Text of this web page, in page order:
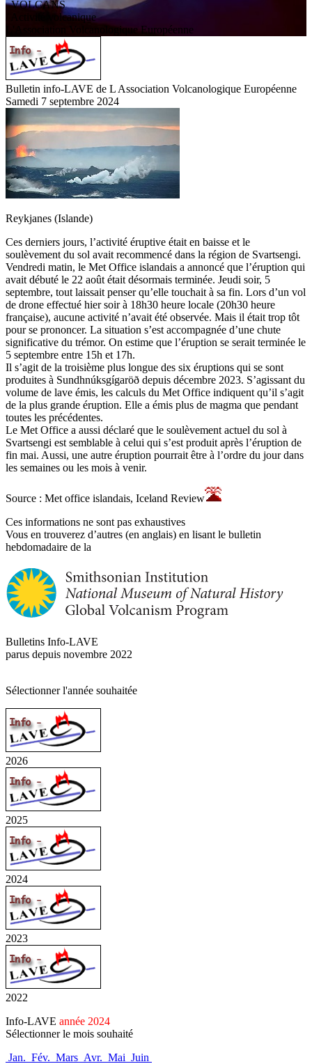
VOLCANS
/ Activité volcanique
ssociation V olcanologiqueEuropéenne
Bulletin info-LAVE de L Association Volcanologique Européenne
Samedi 7 septembre 2024
Reykjanes (Islande)
Ces derniers jours, l’activité éruptive était en baisse et le
soulèvement du sol avait recommencé dans la région de Svartsengi.
Vendredi matin, le Met Office islandais a annoncé que l’éruption qui
avait débuté le 22 août était désormais terminée. Jeudi soir, 5
septembre, tout laissait penser qu’elle touchait à sa fin. Lors d’un vol
de drone effectué hier soir à 18h30 heure locale (20h30 heure
française), aucune activité n’avait été observée. Mais il était trop tôt
pour se prononcer. La situation s’est accompagnée d’une chute
significative du trémor. On estime que l’éruption se serait terminée le
5 septembre entre 15h et 17h.
Il s’agit de la troisième plus longue des six éruptions qui se sont
produites à Sundhnúksgígaröð depuis décembre 2023. S’agissant du
volume de lave émis, les calculs du Met Office indiquent qu’il s’agit
de la plus grande éruption. Elle a émis plus de magma que pendant
toutes les précédentes.
Le Met Office a aussi déclaré que le soulèvement actuel du sol à
Svartsengi est semblable à celui qui s’est produit après l’éruption de
fin mai. Aussi, une autre éruption pourrait être à l’ordre du jour dans
les semaines ou les mois à venir.
Source : Met office islandais, Iceland Review
Ces informations ne sont pas exhaustives
Vous en trouverez d’autres (en anglais) en lisant le bulletin
hebdomadaire de la
Bulletins Info-LAVE
parus depuis novembre 2022
Sélectionner l'année souhaitée
2026
2025
2024
2023
2022
Info-LAVE année 2024
Sélectionner le mois souhaité
Jan. Fév. Mars Avr. Mai Juin